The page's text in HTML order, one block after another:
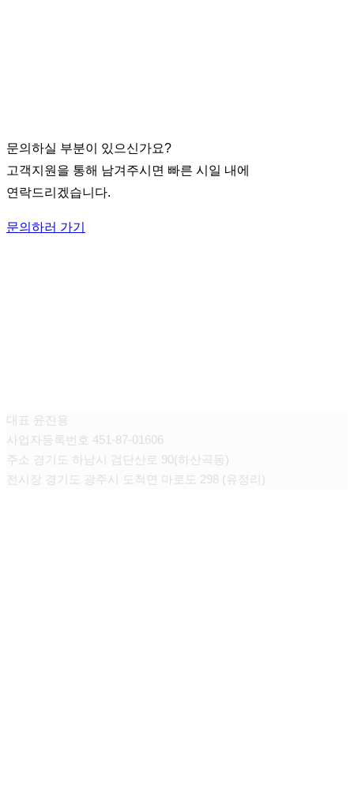
문의하실 부분이 있으신가요?
고객지원을 통해 남겨주시면 빠른 시일 내에
연락드리겠습니다.
문의하러 가기
대표 윤진용
사업자등록번호 451-87-01606
주소 경기도 하남시 검단산로 90(하산곡동)
전시장 경기도 광주시 도척면 마로도 298 (유정리)